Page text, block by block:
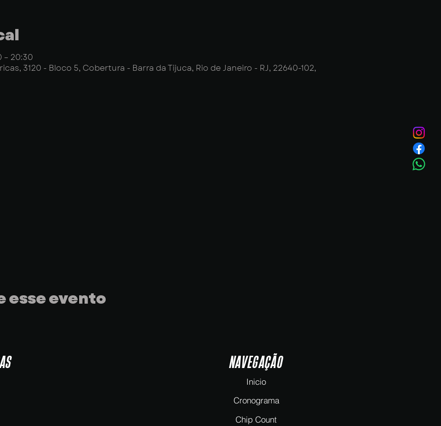
– 20:30
3120 - Bloco 5, Cobertura - Barra da Tijuca, Rio de Janeiro - RJ, 22640-102,
esse evento
NAVEGAÇÃO
Inicio
Cronograma
Chip Count